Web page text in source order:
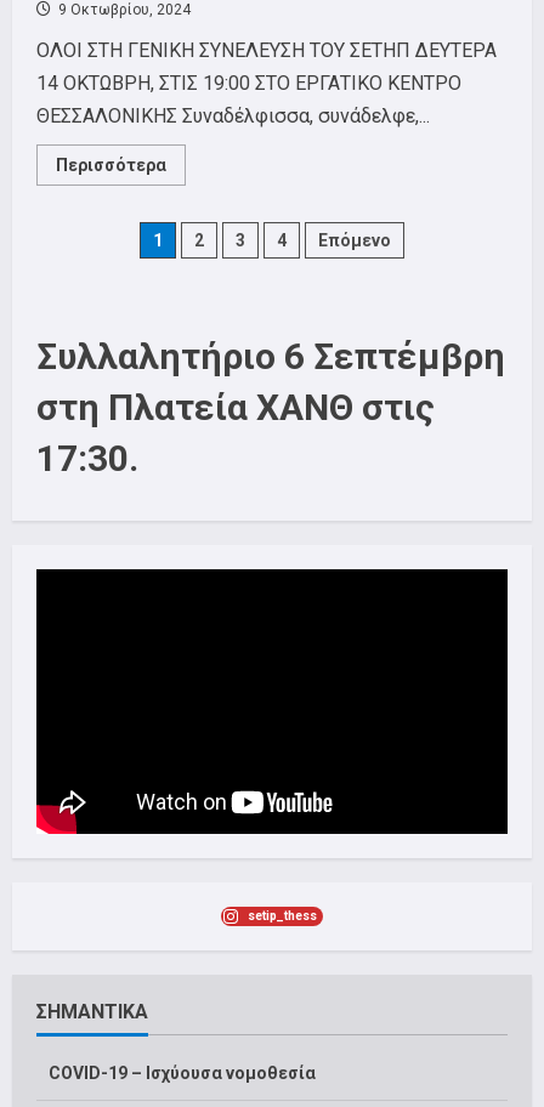
9 Οκτωβρίου, 2024
ΟΛΟΙ ΣΤΗ ΓΕΝΙΚΗ ΣΥΝΕΛΕΥΣΗ ΤΟΥ ΣΕΤΗΠ ΔΕΥΤΕΡΑ
14 ΟΚΤΩΒΡΗ, ΣΤΙΣ 19:00 ΣΤΟ ΕΡΓΑΤΙΚΟ ΚΕΝΤΡΟ
ΘΕΣΣΑΛΟΝΙΚΗΣ Συναδέλφισσα, συνάδελφε,...
Περισσότερα
more
ΣΥΝΕΛΕΥΣΗ
14/10
Posts
1 2 3 4 Επόμενο
Συλλαλητήριο 6 Σεπτέμβρη
στη Πλατεία ΧΑΝΘ στις
17:30.
setip_thess
ΣΗΜΑΝΤΙΚΑ
COVID-19 – Ισχύουσα νομοθεσία